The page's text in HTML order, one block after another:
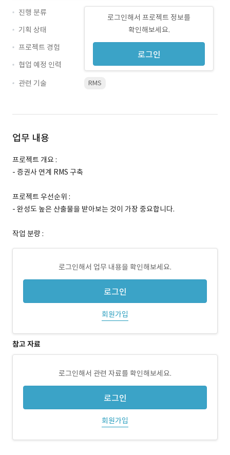
로그인해서 프로젝트 정보를
확인해보세요.
로그인
진행 분류
기획 상태
프로젝트 경험
협업 예정 인력
관련 기술
RMS
업무 내용
프로젝트 개요 :
- 증권사 연계 RMS 구축
프로젝트 우선순위 :
- 완성도 높은 산출물을 받아보는 것이 가장 중요합니다.
작업 분량 :
로그인해서 업무 내용을 확인해보세요.
로그인
회원가입
참고 자료
로그인해서 관련 자료를 확인해보세요.
로그인
회원가입